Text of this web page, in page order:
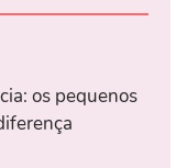
os pequenos